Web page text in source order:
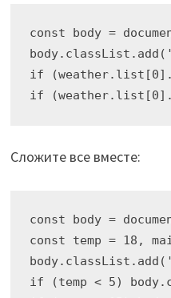
const body =
if
Сложите все вместе:
const body =
const temp = 18,
if (temp < 5)